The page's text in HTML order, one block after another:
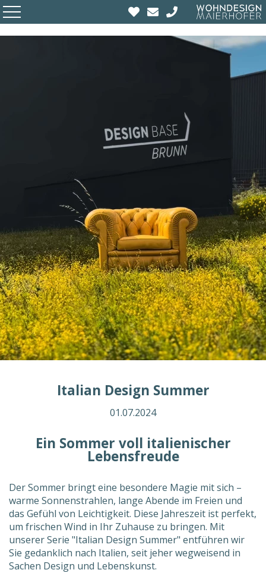
Italian Design Summer
01.07.2024
Ein Sommer voll italienischer
Lebensfreude
Der Sommer bringt eine besondere Magie mit sich –
warme Sonnenstrahlen, lange Abende im Freien und
das Gefühl von Leichtigkeit. Diese Jahreszeit ist perfekt,
um frischen Wind in Ihr Zuhause zu bringen. Mit
unserer Serie "Italian Design Summer" entführen wir
Sie gedanklich nach Italien, seit jeher wegweisend in
Sachen Design und Lebenskunst.